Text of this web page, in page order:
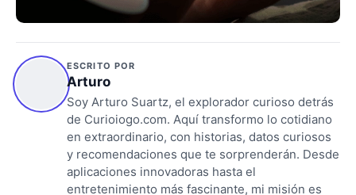
ESCRITO POR
Arturo
Soy Arturo Suartz, el explorador curioso detrás
de Curioiogo.com. Aquí transformo lo cotidiano
en extraordinario, con historias, datos curiosos
y recomendaciones que te sorprenderán. Desde
aplicaciones innovadoras hasta el
entretenimiento más fascinante, mi misión es